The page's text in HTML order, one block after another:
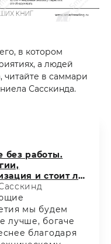
в котором
а людей
читайте в саммари
Сасскинда.
без работы.
и стоит ли
мы будем
лучше, богаче
благодаря